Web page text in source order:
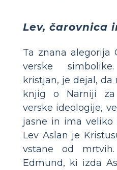
Lev, čarovnica
Ta znana alegorija
verske
kristjan, je dejal,
knjig o Narniji za
verske ideologije,
jasne in ima veliko
Lev Aslan je
vstane od
Edmund, ki izda